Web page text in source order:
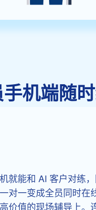
机端随
就能和 AI 客户对练
对一变成全员同时在
价值的现场辅导上。